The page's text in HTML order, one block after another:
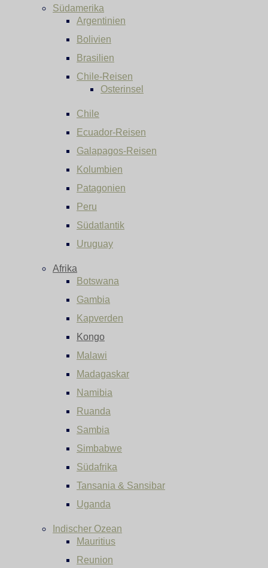
Südamerika
Argentinien
Bolivien
Brasilien
Chile-Reisen
Osterinsel
Chile
Ecuador-Reisen
Galapagos-Reisen
Kolumbien
Patagonien
Peru
Südatlantik
Uruguay
Afrika
Botswana
Gambia
Kapverden
Kongo
Malawi
Madagaskar
Namibia
Ruanda
Sambia
Simbabwe
Südafrika
Tansania & Sansibar
Uganda
Indischer Ozean
Mauritius
Reunion